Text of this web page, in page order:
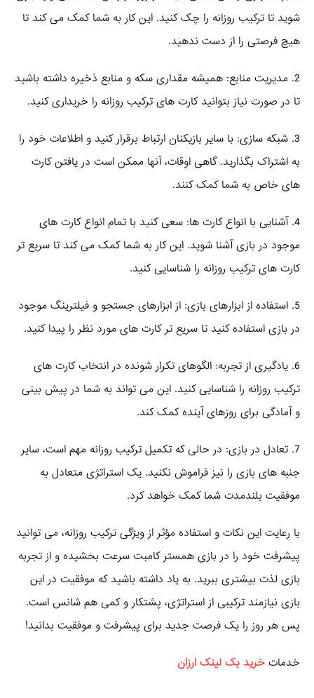
شوید تا ترکیب روزانه را چک کنید. این کار به شما کمک می‌ کند تا
هیچ فرصتی را از دست ندهید.
2. مدیریت منابع: همیشه مقداری سکه و منابع ذخیره داشته باشید
تا در صورت نیاز بتوانید کارت‌ های ترکیب روزانه را خریداری کنید.
3. شبکه‌ سازی: با سایر بازیکنان ارتباط برقرار کنید و اطلاعات خود را
به اشتراک بگذارید. گاهی اوقات، آنها ممکن است در یافتن کارت‌
های خاص به شما کمک کنند.
4. آشنایی با انواع کارت‌ ها: سعی کنید با تمام انواع کارت‌ های
موجود در بازی آشنا شوید. این کار به شما کمک می‌ کند تا سریع‌ تر
کارت‌ های ترکیب روزانه را شناسایی کنید.
5. استفاده از ابزارهای بازی: از ابزارهای جستجو و فیلترینگ موجود
در بازی استفاده کنید تا سریع‌ تر کارت‌ های مورد نظر را پیدا کنید.
6. یادگیری از تجربه: الگوهای تکرار شونده در انتخاب کارت‌ های
ترکیب روزانه را شناسایی کنید. این می‌ تواند به شما در پیش‌ بینی
و آمادگی برای روزهای آینده کمک کند.
7. تعادل در بازی: در حالی که تکمیل ترکیب روزانه مهم است، سایر
جنبه‌ های بازی را نیز فراموش نکنید. یک استراتژی متعادل به
موفقیت بلندمدت شما کمک خواهد کرد.
با رعایت این نکات و استفاده مؤثر از ویژگی ترکیب روزانه، می‌ توانید
پیشرفت خود را در بازی همستر کامبت سرعت بخشیده و از تجربه
بازی لذت بیشتری ببرید. به یاد داشته باشید که موفقیت در این
بازی نیازمند ترکیبی از استراتژی، پشتکار و کمی هم شانس است.
پس هر روز را یک فرصت جدید برای پیشرفت و موفقیت بدانید!
خدمات خرید بک لینک ارزان